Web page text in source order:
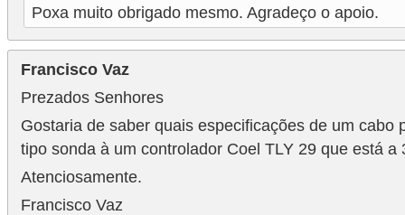
Poxa muito obrigado mesmo. Agradeço o apoio.
Francisco Vaz
Prezados Senhores
Gostaria de saber quais especificações de um cabo
tipo sonda à um controlador Coel TLY 29 que está a
Atenciosamente.
Francisco Vaz
a
s
e
l
é
t
r
i